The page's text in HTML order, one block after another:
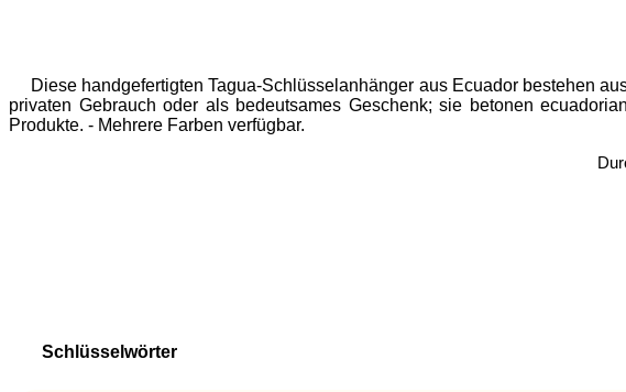
Diese handgefertigten Tagua-Schlüsselanhänger aus Ecuador bestehen
privaten Gebrauch oder als bedeutsames Geschenk; sie betonen
Produkte. - Mehrere Farben verfügbar.
Schlüsselwörter